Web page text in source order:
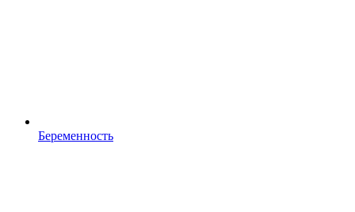
Беременность